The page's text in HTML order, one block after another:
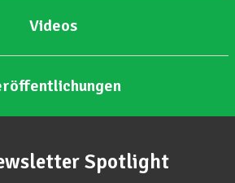
Videos
Spotlight